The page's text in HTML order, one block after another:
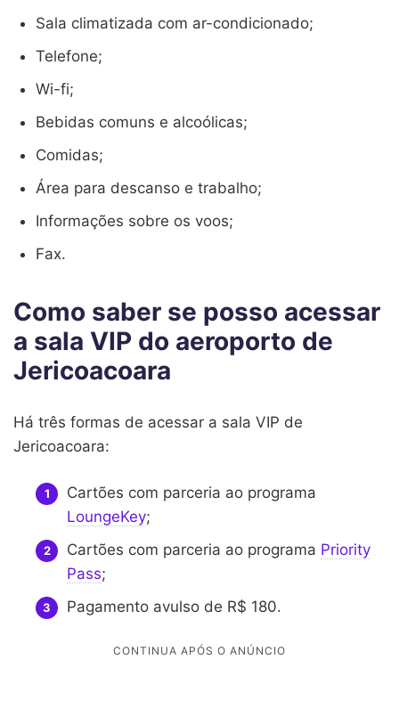
Sala climatizada com ar-condicionado;
Telefone;
Wi-fi;
Bebidas comuns e alcoólicas;
Comidas;
Área para descanso e trabalho;
Informações sobre os voos;
Fax.
Como saber se posso acessar
a sala VIP do aeroporto de
Jericoacoara
Há três formas de acessar a sala VIP de
Jericoacoara:
Cartões com parceria ao programa
LoungeKey;
Cartões com parceria ao programa Priority
Pass;
Pagamento avulso de R$ 180.